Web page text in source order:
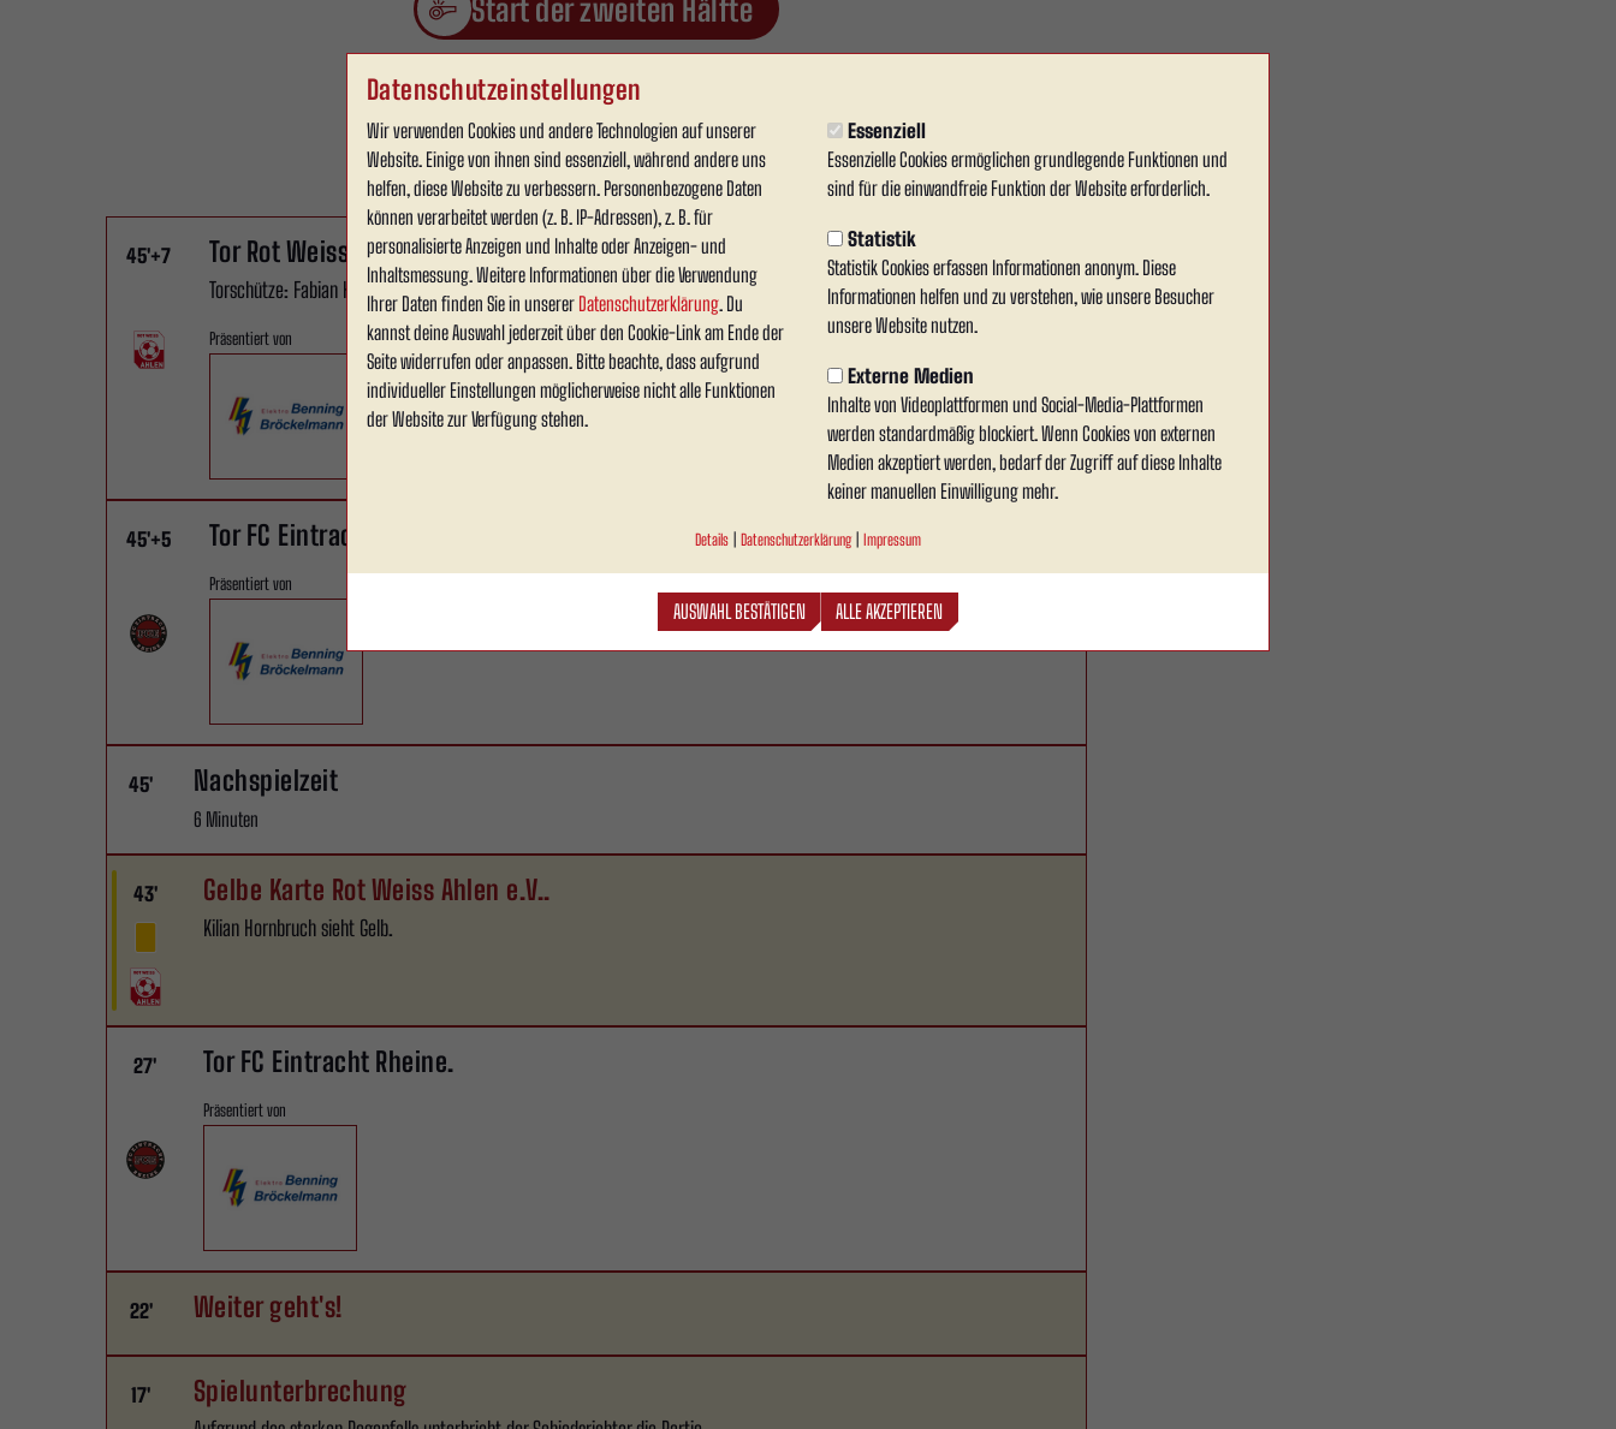
Datenschutzeinstellungen
Wir verwenden Cookies und andere Technologien auf unserer
Website. Einige von ihnen sind essenziell, während andere uns
helfen, diese Website zu verbessern. Personenbezogene Daten
können verarbeitet werden (z. B. IP-Adressen), z. B. für
personalisierte Anzeigen und Inhalte oder Anzeigen- und
Inhaltsmessung. Weitere Informationen über die Verwendung
Ihrer Daten finden Sie in unserer Datenschutzerklärung. Du
kannst deine Auswahl jederzeit über den Cookie-Link am Ende der
Seite widerrufen oder anpassen. Bitte beachte, dass aufgrund
individueller Einstellungen möglicherweise nicht alle Funktionen
der Website zur Verfügung stehen.
Essenziell
Essenzielle Cookies ermöglichen grundlegende Funktionen und
sind für die einwandfreie Funktion der Website erforderlich.
Statistik
Statistik Cookies erfassen Informationen anonym. Diese
Informationen helfen und zu verstehen, wie unsere Besucher
unsere Website nutzen.
Externe Medien
Inhalte von Videoplattformen und Social-Media-Plattformen
werden standardmäßig blockiert. Wenn Cookies von externen
Medien akzeptiert werden, bedarf der Zugriff auf diese Inhalte
keiner manuellen Einwilligung mehr.
Details Datenschutzerklärung Impressum
AUSWAHL BESTÄTIGEN ALLE AKZEPTIEREN
Start der zweiten Hälfte
Ende 1. Halbzeit
45'+7 Tor Rot Weiss Ahlen e.V..
Torschütze: Fabian Holthaus.
Präsentiert von
45'+5 Tor FC Eintracht Rheine.
Präsentiert von
45' Nachspielzeit
6 Minuten
43' Gelbe Karte Rot Weiss Ahlen e.V..
Kilian Hornbruch sieht Gelb.
27' Tor FC Eintracht Rheine.
Präsentiert von
22' Weiter geht's!
17' Spielunterbrechung